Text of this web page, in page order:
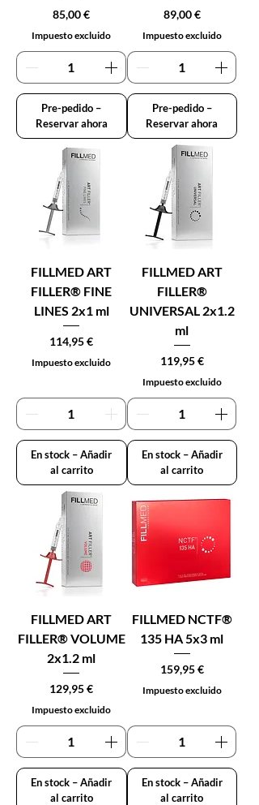
Precio
85,00 €
Impuesto excluido
Pre-pedido –
Reservar ahora
Precio
89,00 €
Impuesto excluido
Pre-pedido –
Reservar ahora
FILLMED ART
FILLER® FINE
LINES 2x1 ml
Precio
114,95 €
Impuesto excluido
En stock – Añadir
al carrito
FILLMED ART
FILLER®
UNIVERSAL 2x1.2
ml
Precio
119,95 €
Impuesto excluido
En stock – Añadir
al carrito
FILLMED ART
FILLER® VOLUME
2x1.2 ml
Precio
129,95 €
Impuesto excluido
En stock – Añadir
al carrito
FILLMED NCTF®
135 HA 5x3 ml
Precio
159,95 €
Impuesto excluido
En stock – Añadir
al carrito